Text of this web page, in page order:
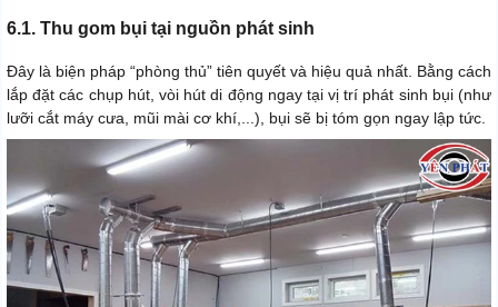
6.1. Thu gom bụi tại nguồn phát sinh
Đây là biện pháp “phòng thủ” tiên quyết và hiệu quả nhất. Bằng cách
lắp đặt các chụp hút, vòi hút di động ngay tại vị trí phát sinh bụi (như
lưỡi cắt máy cưa, mũi mài cơ khí,...), bụi sẽ bị tóm gọn ngay lập tức.